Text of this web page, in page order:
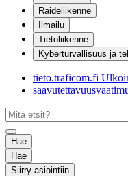
Raideliikenne
Ilmailu
Tietoliikenne
Kyberturvallisuus ja
tieto.traficom.fi
Hae
Hae
Siirry asiointiin